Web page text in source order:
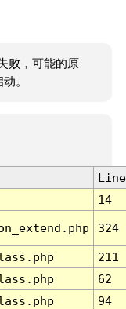
败，可能的原
。
Line
14
324
211
62
94